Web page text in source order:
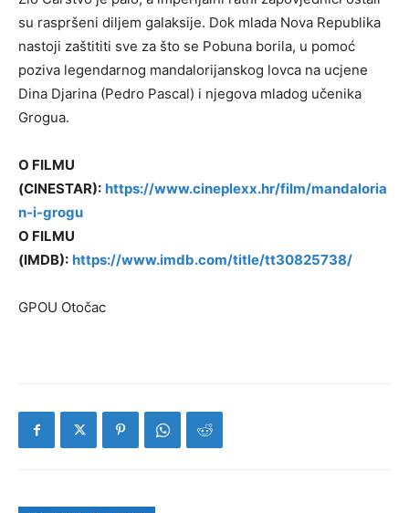
su raspršeni diljem galaksije. Dok mlada Nova Republika
nastoji zaštititi sve za što se Pobuna borila, u pomoć
poziva legendarnog mandalorijanskog lovca na ucjene
Dina Djarina (Pedro Pascal) i njegova mladog učenika
Grogua.
O FILMU
(CINESTAR): https://www.cineplexx.hr/film/mandaloria
n-i-grogu
O FILMU
(IMDB): https://www.imdb.com/title/tt30825738/
GPOU Otočac